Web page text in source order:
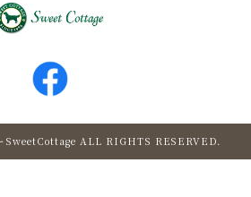
SweetCottage ALL RIGHTS RESERVED.